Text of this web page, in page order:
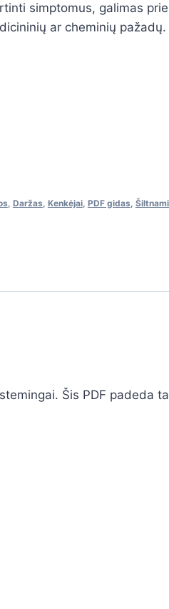
simptomus, galimas
ar cheminių pažadų.
Daržas Kenkėjai, PDF gidas
Šis PDF padeda